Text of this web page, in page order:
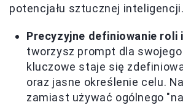
potencjału sztucznej inteligencji.
Precyzyjne definiowanie roli
tworzysz prompt dla
kluczowe staje się
oraz jasne określenie celu.
zamiast używać ogólnego